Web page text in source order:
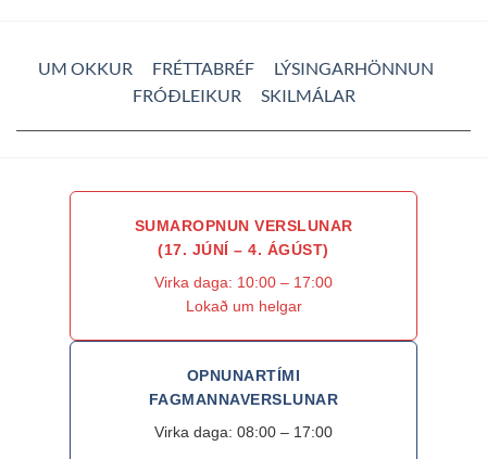
UM OKKUR FRÉTTABRÉF
LÝSINGARHÖNNUN
FRÓÐLEIKUR
SKILMÁLAR
SUMAROPNUN VERSLUNAR
(17. JÚNÍ – 4. ÁGÚST)
Virka daga: 10:00 – 17:00
Lokað um helgar
OPNUNARTÍMI
FAGMANNAVERSLUNAR
Virka daga: 08:00 – 17:00